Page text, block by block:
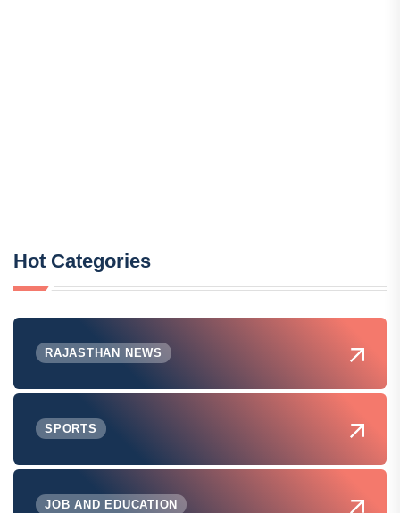
Hot Categories
RAJASTHAN NEWS
SPORTS
JOB AND EDUCATION